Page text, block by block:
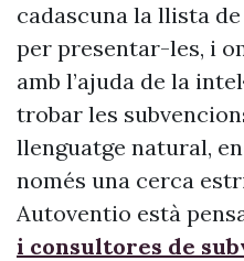
cadascuna la llista
per presentar-les, i
amb l’ajuda de la
trobar les
llenguatge natural,
només una cerca
Autoventio està
i consultores de